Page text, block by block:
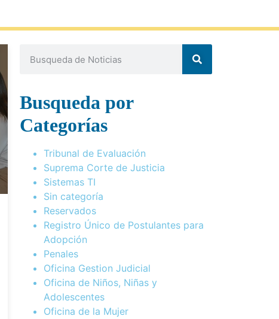
Busqueda por
Categorías
Tribunal de Evaluación
Suprema Corte de Justicia
Sistemas TI
Sin categoría
Reservados
Registro Único de Postulantes para
Adopción
Penales
Oficina Gestion Judicial
Oficina de Niños, Niñas y
Adolescentes
Oficina de la Mujer